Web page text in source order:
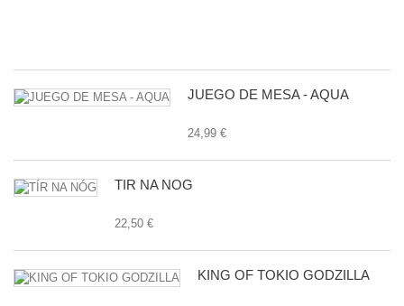
JUEGO DE MESA - AQUA
24,99 €
TÍR NA NÓG
22,50 €
KING OF TOKIO GODZILLA